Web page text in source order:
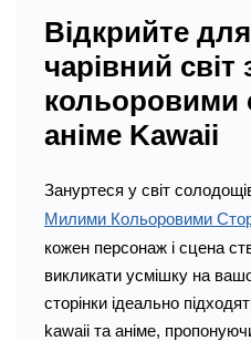
Відкрийте
чарівний
кольоровими
аніме Kawaii
Зануртеся у світ
Милими Кольоровими
кожен персонаж і сцена
викликати усмішку на
сторінки ідеально
kawaii та аніме,